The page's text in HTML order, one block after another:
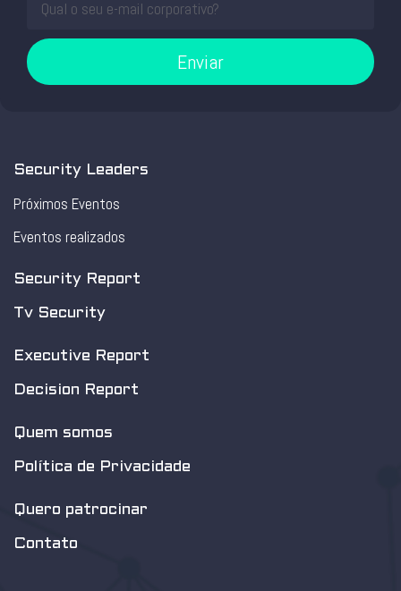
Enviar
Security Leaders
Próximos Eventos
Eventos realizados
Security Report
Tv Security
Executive Report
Decision Report
Quem somos
Política de Privacidade
Quero patrocinar
Contato